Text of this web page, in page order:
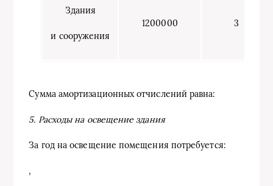
Здания
и сооружения
1200000 3
Сумма амортизационных отчислений равна:
5. Расходы на освещение здания
За год на освещение помещения потребуется:
,